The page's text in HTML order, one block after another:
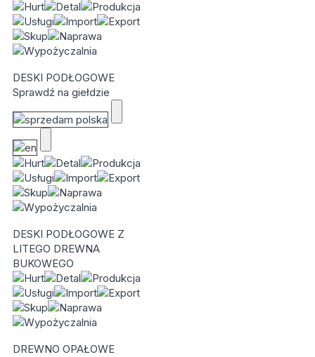
DESKI PODŁOGOWE
Sprawdź na giełdzie
DESKI PODŁOGOWE Z
LITEGO DREWNA
BUKOWEGO
DREWNO OPAŁOWE